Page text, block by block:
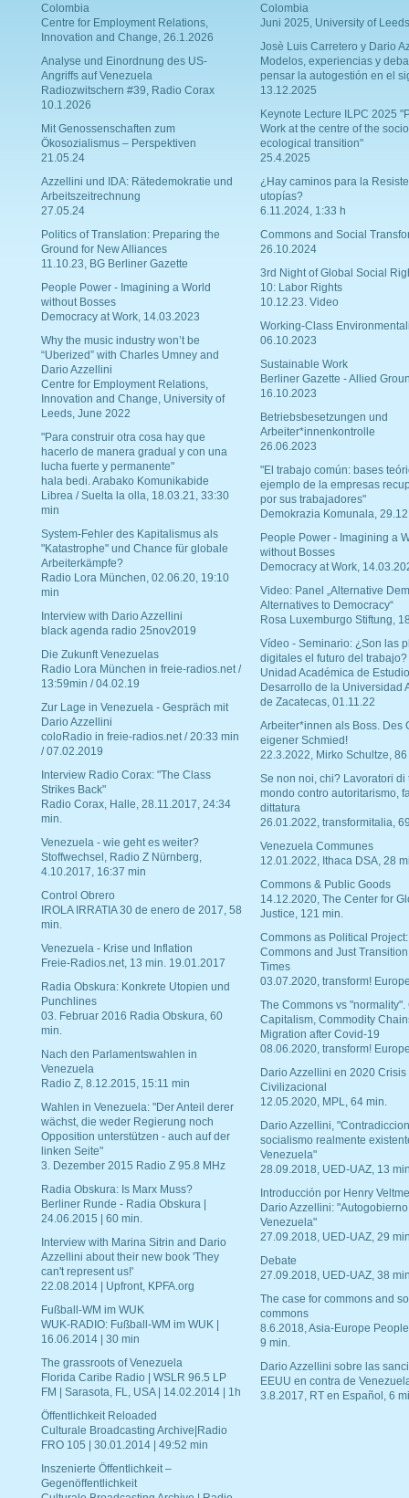
Colombia
Centre for Employment Relations,
Innovation and Change, 26.1.2026
Analyse und Einordnung des US-
Angriffs auf Venezuela
Radiozwitschern #39, Radio Corax
10.1.2026
Mit Genossenschaften zum
Ökosozialismus – Perspektiven
21.05.24
Azzellini und IDA: Rätedemokratie und
Arbeitszeitrechnung
27.05.24
Politics of Translation: Preparing the
Ground for New Alliances
11.10.23, BG Berliner Gazette
People Power - Imagining a World
without Bosses
Democracy at Work, 14.03.2023
Why the music industry won’t be
“Uberized” with Charles Umney and
Dario Azzellini
Centre for Employment Relations,
Innovation and Change, University of
Leeds, June 2022
"Para construir otra cosa hay que
hacerlo de manera gradual y con una
lucha fuerte y permanente"
hala bedi. Arabako Komunikabide
Librea / Suelta la olla, 18.03.21, 33:30
min
System-Fehler des Kapitalismus als
"Katastrophe" und Chance für globale
Arbeiterkämpfe?
Radio Lora München, 02.06.20, 19:10
min
Interview with Dario Azzellini
black agenda radio 25nov2019
Die Zukunft Venezuelas
Radio Lora München in freie-radios.net /
13:59min / 04.02.19
Zur Lage in Venezuela - Gespräch mit
Dario Azzellini
coloRadio in freie-radios.net / 20:33 min
/ 07.02.2019
Interview Radio Corax: "The Class
Strikes Back"
Radio Corax, Halle, 28.11.2017, 24:34
min.
Venezuela - wie geht es weiter?
Stoffwechsel, Radio Z Nürnberg,
4.10.2017, 16:37 min
Control Obrero
IROLA IRRATIA 30 de enero de 2017, 58
min.
Venezuela - Krise und Inflation
Freie-Radios.net, 13 min. 19.01.2017
Radia Obskura: Konkrete Utopien und
Punchlines
03. Februar 2016 Radia Obskura, 60
min.
Nach den Parlamentswahlen in
Venezuela
Radio Z, 8.12.2015, 15:11 min
Wahlen in Venezuela: "Der Anteil derer
wächst, die weder Regierung noch
Opposition unterstützen - auch auf der
linken Seite"
3. Dezember 2015 Radio Z 95.8 MHz
Radia Obskura: Is Marx Muss?
Berliner Runde - Radia Obskura |
24.06.2015 | 60 min.
Interview with Marina Sitrin and Dario
Azzellini about their new book 'They
can't represent us!'
22.08.2014 | Upfront, KPFA.org
Fußball-WM im WUK
WUK-RADIO: Fußball-WM im WUK |
16.06.2014 | 30 min
The grassroots of Venezuela
Florida Caribe Radio | WSLR 96.5 LP
FM | Sarasota, FL, USA | 14.02.2014 | 1h
Öffentlichkeit Reloaded
Culturale Broadcasting Archive|Radio
FRO 105 | 30.01.2014 | 49:52 min
Inszenierte Öffentlichkeit –
Gegenöffentlichkeit
Colombia
Juni 2025, University of Leeds
Josè Luis Carretero y Dario
Modelos, experiencias y
pensar la autogestión en el
13.12.2025
Keynote Lecture ILPC 2025
Work at the centre of the
ecological transition"
25.4.2025
¿Hay caminos para la
utopías?
6.11.2024, 1:33 h
Commons and Social
26.10.2024
3rd Night of Global Social
10: Labor Rights
10.12.23. Video
Working-Class
06.10.2023
Sustainable Work
Berliner Gazette - Allied
16.10.2023
Betriebsbesetzungen und
Arbeiter*innenkontrolle
26.06.2023
"El trabajo común: bases
ejemplo de la empresas
por sus trabajadores"
Demokrazia Komunala,
People Power - Imagining a
without Bosses
Democracy at Work,
Video: Panel „Alternative
Alternatives to Democracy“
Rosa Luxemburgo Stiftung,
Vídeo - Seminario: ¿Son las
digitales el futuro del trabajo?
Unidad Académica de
Desarrollo de la Universidad
de Zacatecas, 01.11.22
Arbeiter*innen als Boss. Des
eigener Schmied!
22.3.2022, Mirko Schultze, 86
Se non noi, chi? Lavoratori di
mondo contro autoritarismo,
dittatura
26.01.2022, transformitalia,
Venezuela Communes
12.01.2022, Ithaca DSA, 28
Commons & Public Goods
14.12.2020, The Center for
Justice, 121 min.
Commons as Political Project:
Commons and Just
Times
03.07.2020, transform!
The Commons vs "normality".
Capitalism, Commodity
Migration after Covid-19
08.06.2020, transform!
Dario Azzellini en 2020 Crisis
Civilizacional
12.05.2020, MPL, 64 min.
Dario Azzellini,
socialismo realmente
Venezuela"
28.09.2018, UED-UAZ, 13
Introducción por Henry
Dario Azzellini:
Venezuela"
27.09.2018, UED-UAZ, 29
Debate
27.09.2018, UED-UAZ, 38
The case for commons and
commons
8.6.2018, Asia-Europe
9 min.
Dario Azzellini sobre las
EEUU en contra de
3.8.2017, RT en Español, 6